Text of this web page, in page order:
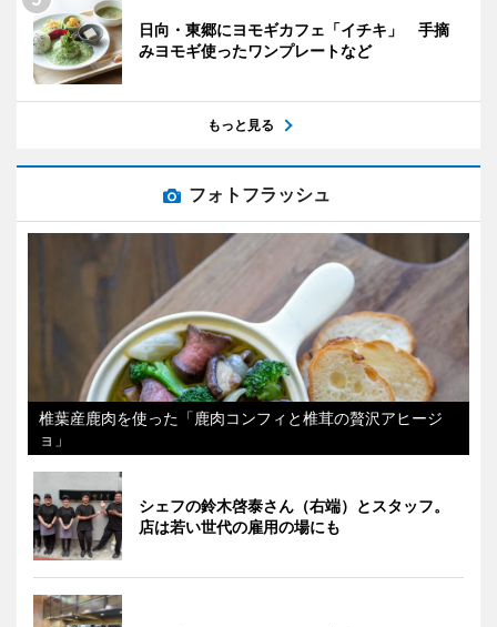
日向・東郷にヨモギカフェ「イチキ」 手摘
みヨモギ使ったワンプレートなど
もっと見る
フォトフラッシュ
椎葉産鹿肉を使った「鹿肉コンフィと椎茸の贅沢アヒージ
ョ」
シェフの鈴木啓泰さん（右端）とスタッフ。
店は若い世代の雇用の場にも